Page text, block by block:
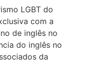
LGBT do
com a
de inglês no
do inglês no
da